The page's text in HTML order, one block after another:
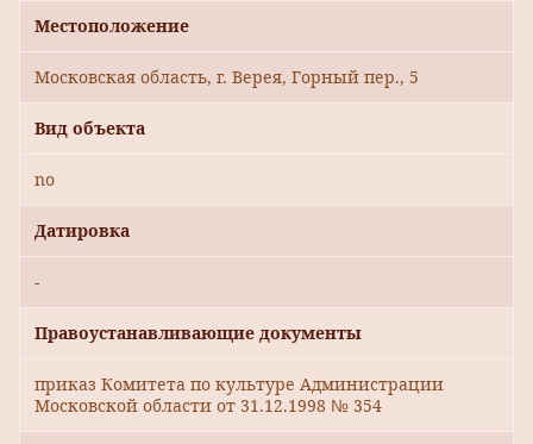
Местоположение
Московская область, г. Верея, Горный пер., 5
Вид объекта
no
Датировка
-
Правоустанавливающие документы
приказ Комитета по культуре Администрации
Московской области от 31.12.1998 № 354